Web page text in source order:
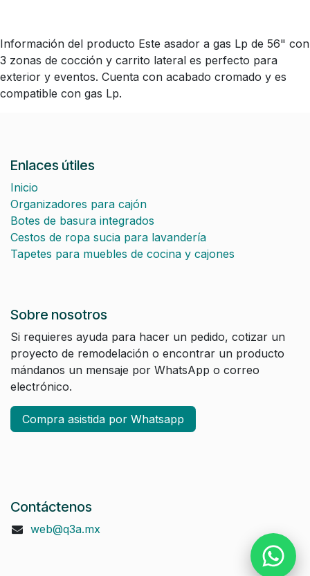
Información del producto Este asador a gas Lp de 56" con
3 zonas de cocción y carrito lateral es perfecto para
exterior y eventos. Cuenta con acabado cromado y es
compatible con gas Lp.
Enlaces útiles
Inicio
Organizadores para cajón
Botes de basura integrados
Cestos de ropa sucia para lavandería
Tapetes para muebles de cocina y cajones
Sobre nosotros
Si requieres ayuda para hacer un pedido, cotizar un
proyecto de remodelación o encontrar un producto
mándanos un mensaje por WhatsApp o correo
electrónico.
Compra asistida por Whatsapp
Contáctenos
web@q3a.mx